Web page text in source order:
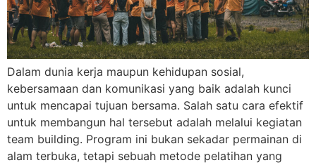
Dalam dunia kerja maupun kehidupan sosial,
kebersamaan dan komunikasi yang baik adalah kunci
untuk mencapai tujuan bersama. Salah satu cara efektif
untuk membangun hal tersebut adalah melalui kegiatan
team building. Program ini bukan sekadar permainan di
alam terbuka, tetapi sebuah metode pelatihan yang